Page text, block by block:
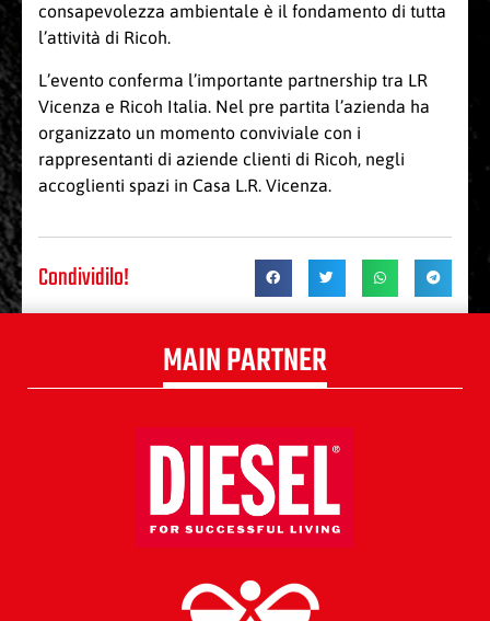
consapevolezza ambientale è il fondamento di tutta
l’attività di Ricoh.
L’evento conferma l’importante partnership tra LR
Vicenza e Ricoh Italia. Nel pre partita l’azienda ha
organizzato un momento conviviale con i
rappresentanti di aziende clienti di Ricoh, negli
accoglienti spazi in Casa L.R. Vicenza.
Condividilo!
MAIN PARTNER